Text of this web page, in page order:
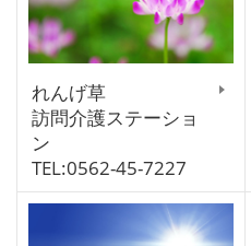
れんげ草
訪問介護ステーショ
ン
TEL:0562-45-7227